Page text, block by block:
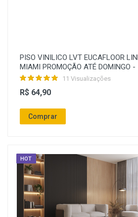
PISO VINILICO LVT EUCAFLOOR
MIAMI PROMOÇÃO ATÉ DOMINGO -
11 Visualizações
R$ 64,90
Comprar
HOT